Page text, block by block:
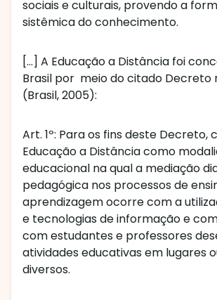
sociais e culturais, provendo a
sistêmica do conhecimento.
[…] A Educação a Distância foi
Brasil por meio do citado Decreto
(Brasil, 2005):
Art. 1º: Para os fins deste Decreto,
Educação a Distância como
educacional na qual a mediação
pedagógica nos processos de
aprendizagem ocorre com a
e tecnologias de informação e
com estudantes e professores
atividades educativas em lugares
diversos.